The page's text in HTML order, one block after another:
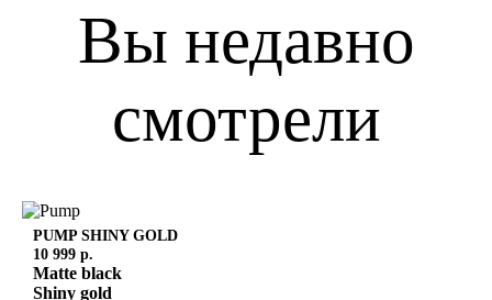
Вы недавно
смотрели
PUMP SHINY GOLD
10 999 р.
Matte black
Shiny gold